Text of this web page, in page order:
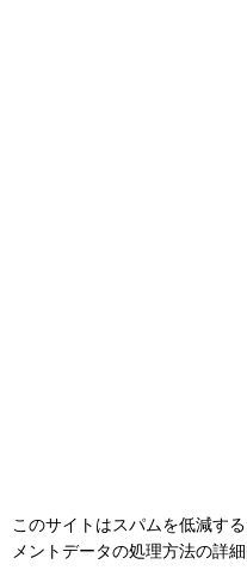
このサイトはスパムを低減す
メントデータの処理方法の詳